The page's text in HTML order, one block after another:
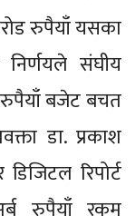
रुपैयाँ यसका
संघीय
रुपैयाँ बजेट बचत
डा. प्रकाश
रिपोर्ट